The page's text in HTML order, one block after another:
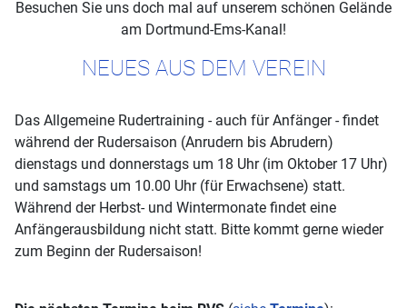
Besuchen Sie uns doch mal auf unserem schönen Gelände
am Dortmund-Ems-Kanal!
NEUES AUS DEM VEREIN
Das Allgemeine Rudertraining - auch für Anfänger - findet
während der Rudersaison (Anrudern bis Abrudern)
dienstags und donnerstags um 18 Uhr (im Oktober 17 Uhr)
und samstags um 10.00 Uhr (für Erwachsene) statt.
Während der Herbst- und Wintermonate findet eine
Anfängerausbildung nicht statt. Bitte kommt gerne wieder
zum Beginn der Rudersaison!